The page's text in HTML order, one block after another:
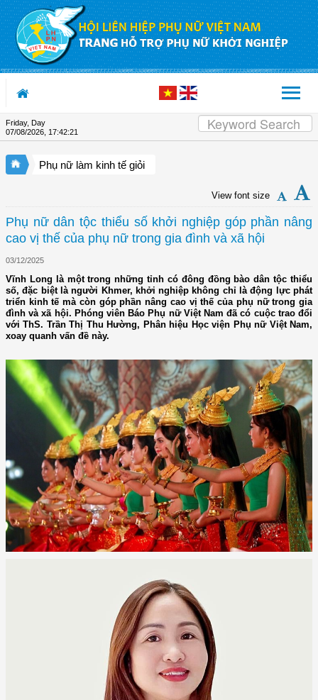
Skip to Content
Friday, Day
07/08/2026 17:42:22
Phụ nữ làm kinh tế giỏi
View font size
Phụ nữ dân tộc thiểu số khởi nghiệp góp phần nâng
cao vị thế của phụ nữ trong gia đình và xã hội
03/12/2025
Vĩnh Long là một trong những tỉnh có đông đồng bào dân tộc thiểu
số, đặc biệt là người Khmer, khởi nghiệp không chỉ là động lực phát
triển kinh tế mà còn góp phần nâng cao vị thế của phụ nữ trong gia
đình và xã hội. Phóng viên Báo Phụ nữ Việt Nam đã có cuộc trao đổi
với ThS. Trần Thị Thu Hường, Phân hiệu Học viện Phụ nữ Việt Nam,
xoay quanh vấn đề này.